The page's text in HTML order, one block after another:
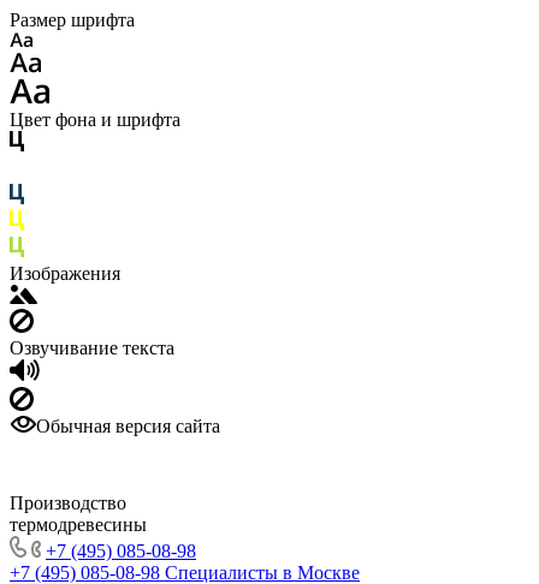
Размер шрифта
Цвет фона и шрифта
Изображения
Озвучивание текста
Обычная версия сайта
Производство
термодревесины
+7 (495) 085-08-98
+7 (495) 085-08-98 Специалисты в Москве